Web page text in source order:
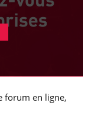
forum en ligne,